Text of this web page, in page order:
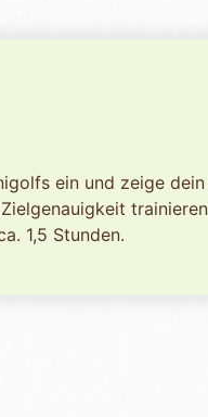
ein und zeige
1,5 Stunden.